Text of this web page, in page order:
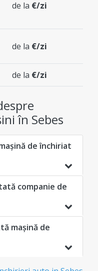
de la €/zi
de la €/zi
de la €/zi
în Sebes
de închiriat
companie de
mașină de